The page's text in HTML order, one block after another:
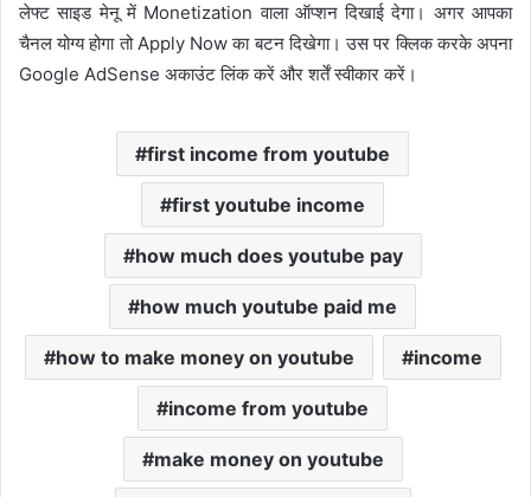
लेफ्ट साइड मेनू में Monetization वाला ऑप्शन दिखाई देगा। अगर आपका
चैनल योग्य होगा तो Apply Now का बटन दिखेगा। उस पर क्लिक करके अपना
Google AdSense अकाउंट लिंक करें और शर्तें स्वीकार करें।
first income from youtube
first youtube income
how much does youtube pay
how much youtube paid me
how to make money on youtube income
income from youtube
make money on youtube